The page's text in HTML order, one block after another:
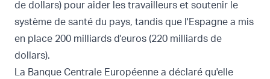
de dollars) pour aider les travailleurs et soutenir le
système de santé du pays, tandis que l'Espagne a mis
en place 200 milliards d'euros (220 milliards de
dollars).
La Banque Centrale Européenne a déclaré qu'elle